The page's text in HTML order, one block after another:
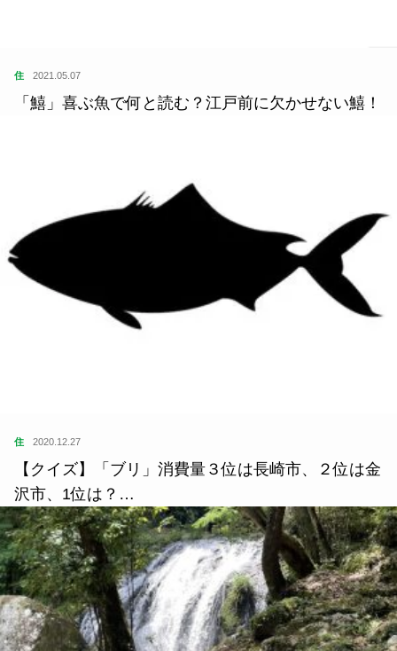
住 2021.05.07
「鱚」喜ぶ魚で何と読む？江戸前に欠かせない鱚！
住 2020.12.27
【クイズ】「ブリ」消費量３位は長崎市、２位は金
沢市、1位は？…